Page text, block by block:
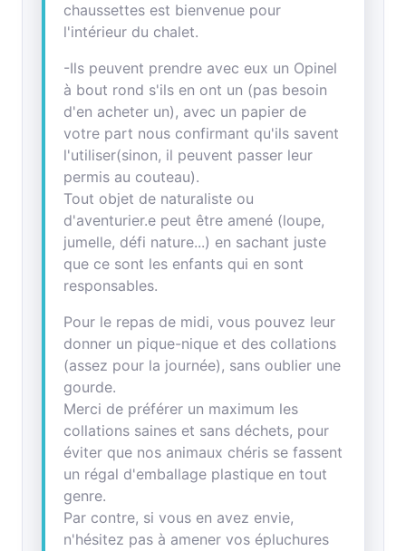
chaussettes est bienvenue pour
l'intérieur du chalet.
-Ils peuvent prendre avec eux un Opinel
à bout rond s'ils en ont un (pas besoin
d'en acheter un), avec un papier de
votre part nous confirmant qu'ils savent
l'utiliser(sinon, il peuvent passer leur
permis au couteau).
Tout objet de naturaliste ou
d'aventurier.e peut être amené (loupe,
jumelle, défi nature...) en sachant juste
que ce sont les enfants qui en sont
responsables.
Pour le repas de midi, vous pouvez leur
donner un pique-nique et des collations
(assez pour la journée), sans oublier une
gourde.
Merci de préférer un maximum les
collations saines et sans déchets, pour
éviter que nos animaux chéris se fassent
un régal d'emballage plastique en tout
genre.
Par contre, si vous en avez envie,
n'hésitez pas à amener vos épluchures